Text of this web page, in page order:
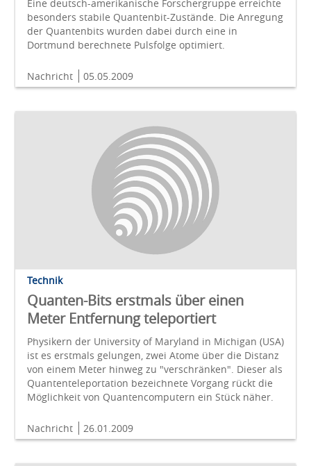
Eine deutsch-amerikanische Forschergruppe erreichte
besonders stabile Quantenbit-Zustände. Die Anregung
der Quantenbits wurden dabei durch eine in
Dortmund berechnete Pulsfolge optimiert.
Nachricht 05.05.2009
Technik
Quanten-Bits erstmals über einen
Meter Entfernung teleportiert
Physikern der University of Maryland in Michigan (USA)
ist es erstmals gelungen, zwei Atome über die Distanz
von einem Meter hinweg zu "verschränken". Dieser als
Quantenteleportation bezeichnete Vorgang rückt die
Möglichkeit von Quantencomputern ein Stück näher.
Nachricht 26.01.2009